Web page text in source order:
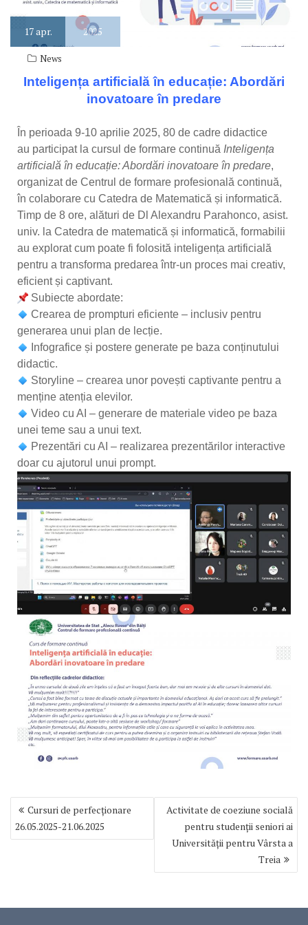
17apr. 2025
News
Inteligența artificială în educație: Abordări
inovatoare în predare
În perioada 9-10 aprilie 2025, 80 de cadre didactice
au participat la cursul de formare continuă Inteligența
artificială în educație: Abordări inovatoare în predare,
organizat de Centrul de formare profesională continuă,
în colaborare cu Catedra de Matematică și informatică.
Timp de 8 ore, alături de Dl Alexandru Parahonco, asist.
univ. la Catedra de matematică și informatică, formabilii
au explorat cum poate fi folosită inteligența artificială
pentru a transforma predarea într-un proces mai creativ,
eficient și captivant.
Subiecte abordate:
Crearea de prompturi eficiente – inclusiv pentru
generarea unui plan de lecție.
Infografice și postere generate pe baza conținutului
didactic.
Storyline – crearea unor povești captivante pentru a
menține atenția elevilor.
Video cu AI – generare de materiale video pe baza
unei teme sau a unui text.
Prezentări cu AI – realizarea prezentărilor interactive
doar cu ajutorul unui prompt.
Navigare
în
articole
Cursuri de perfecționare
26.05.2025-21.06.2025
Activitate de coeziune socială
pentru studenții seniori ai
Universității pentru Vârsta a
Treia